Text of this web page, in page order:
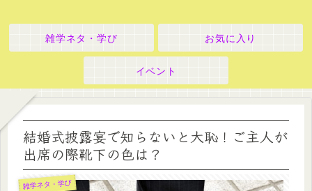
雑学ネタ・学び お気に入り
イベント
結婚式披露宴で知らないと大恥！ご主人が
出席の際靴下の色は？
雑学ネタ・学び